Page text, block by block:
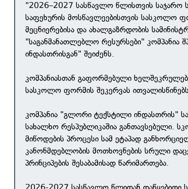
"2026–2027 სასწავლო წლისთვის საჯარო
საფეხურის მოსწავლეებისთვის სასკოლო
მეცნიერებისა და ახალგაზრდობის
"საგანმანათლებლო რესურსები" კომპანია
ინდასთრისგან" შეიძენს.
კომპანიასთან გაფორმებული
სასკოლო ფორმის შეკერვას
კომპანია "გლორი ტექსტილი ინდასთრის"
სახალხო რესპუბლიკაშია განთავსებული.
მიწოდების პროცესი სამ ეტაპად
კანონმდებლობის მოთხოვნების სრული
პრინციპების შესაბამისად წარიმართება.